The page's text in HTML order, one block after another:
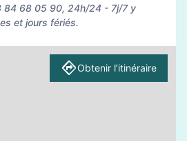
84 68 05 90, 24h/24 - 7j/7 y
et jours fériés.
Obtenir l’itinéraire